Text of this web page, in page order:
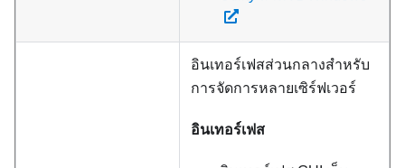
อินเทอร์เฟสส่วนกลางสำหรับ
การจัดการหลายเซิร์ฟเวอร์
อินเทอร์เฟส